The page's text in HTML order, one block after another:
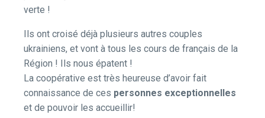
verte !
Ils ont croisé déjà plusieurs autres couples
ukrainiens, et vont à tous les cours de français de la
Région ! Ils nous épatent !
La coopérative est très heureuse d’avoir fait
connaissance de ces personnes exceptionnelles
et de pouvoir les accueillir!